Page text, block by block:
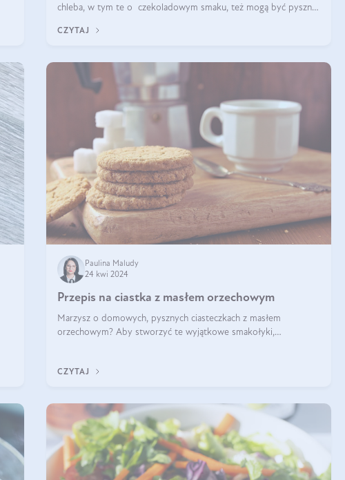
chleba, w tym te o czekoladowym smaku, też mogą być pyszne.
CZYTAJ
Paulina Maludy
24 kwi 2024
Przepis na ciastka z masłem orzechowym
Marzysz o domowych, pysznych ciasteczkach z masłem
orzechowym? Aby stworzyć te wyjątkowe smakołyki,
CZYTAJ